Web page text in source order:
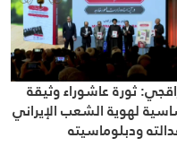
ثورة عاشوراء وثيقة
لهوية الشعب الإيراني
ودبلوماسيته